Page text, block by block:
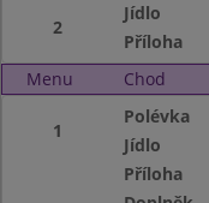
2
Jídlo
Příloha
Menu
Chod
1
Polévka
Jídlo
Příloha